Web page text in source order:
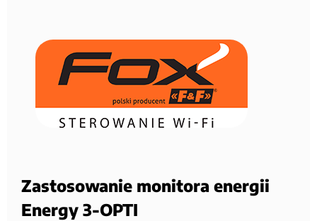
Zastosowanie monitora energii
Energy 3-OPTI